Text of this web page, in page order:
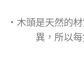
・木頭是天然的
異，所以